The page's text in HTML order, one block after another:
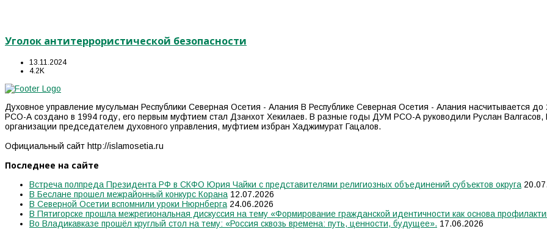
Уголок антитеррористической безопасности
13.11.2024
4.2K
Духовное управление мусульман Республики Северная Осетия - Алания В Республике Северная Осетия - Алания насчитывается
РСО-А создано в 1994 году, его первым муфтием стал Дзанхот Хекилаев. В разные годы ДУМ РСО-А руководили Руслан
организации председателем духовного управления, муфтием избран Хаджимурат Гацалов.
Официальный сайт http://islamosetia.ru
Последнее на сайте
Встреча полпреда Президента РФ в СКФО Юрия Чайки с представителями религиозных объединений субъектов округа
В Беслане прошел межрайонный конкурс Корана 12.07.2026
В Северной Осетии вспомнили уроки Нюрнберга 24.06.2026
В Пятигорске прошла межрегиональная дискуссия на тему «Формирование гражданской идентичности как основа
Во Владикавказе прошёл круглый стол на тему: «Россия сквозь времена: путь, ценности, будущее». 17.06.2026